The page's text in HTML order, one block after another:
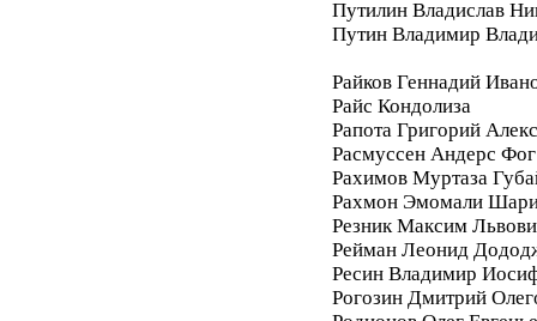
Путилин Владислав
Путин Владимир
Райков Геннадий
Райс Кондолиза
Рапота Григорий
Расмуссен Андерс Фог
Рахимов Муртаза
Рахмон Эмомали
Резник Максим
Рейман Леонид
Ресин Владимир
Рогозин Дмитрий